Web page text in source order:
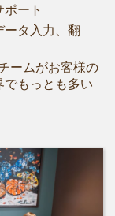
ート
ータ入力、翻
ームがお客様の
でもっとも多い